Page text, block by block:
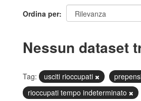
Ordina per
Nessun dataset
Tag: usciti rioccupati
rioccupati tempo indeterminato